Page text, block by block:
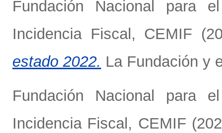
Fundación Nacional para
Incidencia Fiscal, CEMIF
estado 2022. La Fundación y
Fundación Nacional para
Incidencia Fiscal, CEMIF